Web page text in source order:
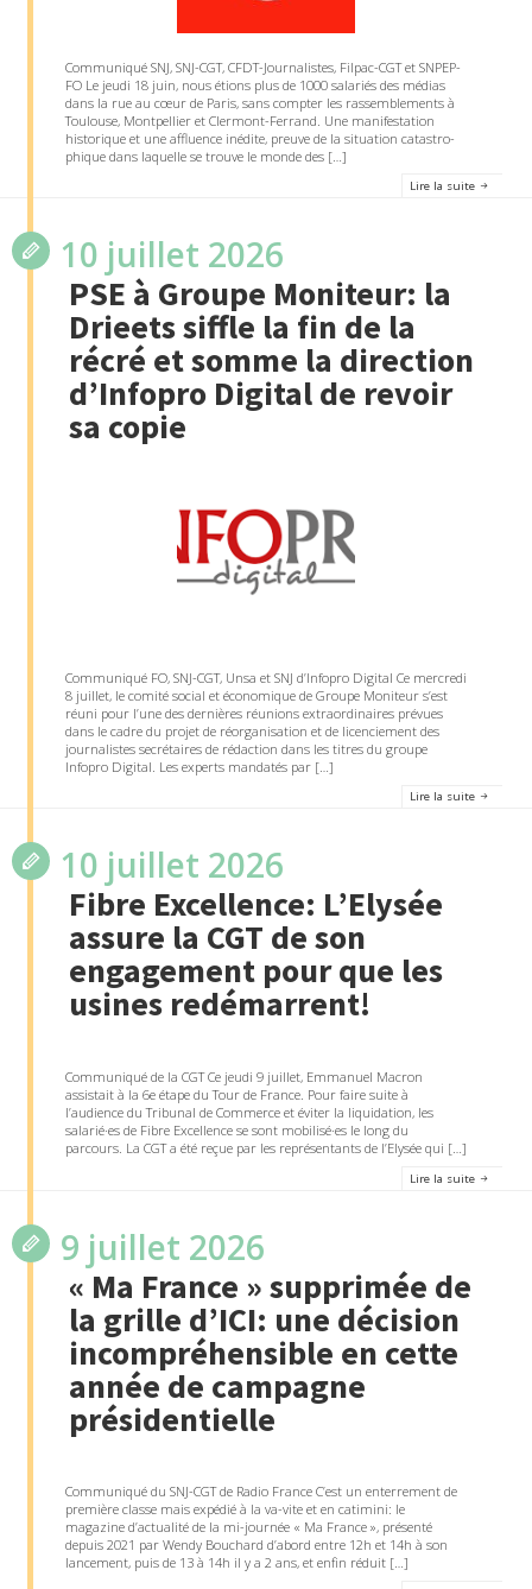
Communiqué SNJ, SNJ-CGT, CFDT-Journalistes, Filpac-CGT et SNPEP-
FO Le jeudi 18 juin, nous étions plus de 1000 salariés des médias
dans la rue au cœur de Paris, sans compter les rassemblements à
Toulouse, Montpellier et Clermont-Ferrand. Une manifestation
historique et une affluence inédite, preuve de la situation catastro-
phique dans laquelle se trouve le monde des […]
Lire la suite
10 juillet 2026
PSE à Groupe Moniteur: la
Drieets siffle la fin de la
récré et somme la direction
d’Infopro Digital de revoir
sa copie
Communiqué FO, SNJ-CGT, Unsa et SNJ d’Infopro Digital Ce mercredi
8 juillet, le comité social et économique de Groupe Moniteur s’est
réuni pour l’une des dernières réunions extraordinaires prévues
dans le cadre du projet de réorganisation et de licenciement des
journalistes secrétaires de rédaction dans les titres du groupe
Infopro Digital. Les experts mandatés par […]
Lire la suite
10 juillet 2026
Fibre Excellence: L’Elysée
assure la CGT de son
engagement pour que les
usines redémarrent!
Communiqué de la CGT Ce jeudi 9 juillet, Emmanuel Macron
assistait à la 6e étape du Tour de France. Pour faire suite à
l’audience du Tribunal de Commerce et éviter la liquidation, les
salarié·es de Fibre Excellence se sont mobilisé·es le long du
parcours. La CGT a été reçue par les représentants de l’Elysée qui […]
Lire la suite
9 juillet 2026
« Ma France » supprimée de
la grille d’ICI: une décision
incompréhensible en cette
année de campagne
présidentielle
Communiqué du SNJ-CGT de Radio France C’est un enterrement de
première classe mais expédié à la va-vite et en catimini: le
magazine d’actualité de la mi-journée « Ma France », présenté
depuis 2021 par Wendy Bouchard d’abord entre 12h et 14h à son
lancement, puis de 13 à 14h il y a 2 ans, et enfin réduit […]